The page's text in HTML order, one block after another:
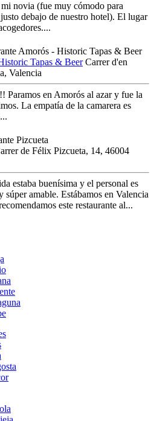
novia (fue muy cómodo para
debajo de nuestro hotel). El lugar
Tapas & Beer Carrer d'en
Valencia
Paramos en Amorós al azar y fue la
La empatía de la camarera es
de Félix Pizcueta, 14, 46004
estaba buenísima y el personal es
súper amable. Estábamos en Valencia
este restaurante al...